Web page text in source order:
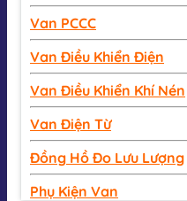
Van PCCC
Van Điều Khiển Điện
Van Điều Khiển Khí Nén
Van Điện Từ
Đồng Hồ Đo Lưu Lượng
Phụ Kiện Van